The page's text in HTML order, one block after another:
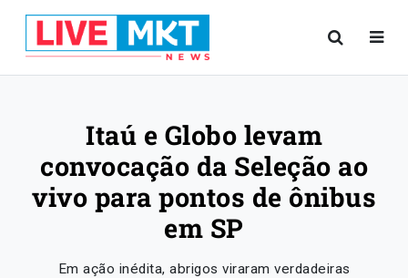
Itaú e Globo levam
convocação da Seleção ao
vivo para pontos de ônibus
em SP
Em ação inédita, abrigos viraram verdadeiras